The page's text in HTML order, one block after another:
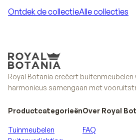
Ontdek de collectieAlle collecties
Royal Botania creëert buitenmeubelen
harmonieus samengaan met
Productcategorieën
Tuinmeubelen
Over Royal
FAQ